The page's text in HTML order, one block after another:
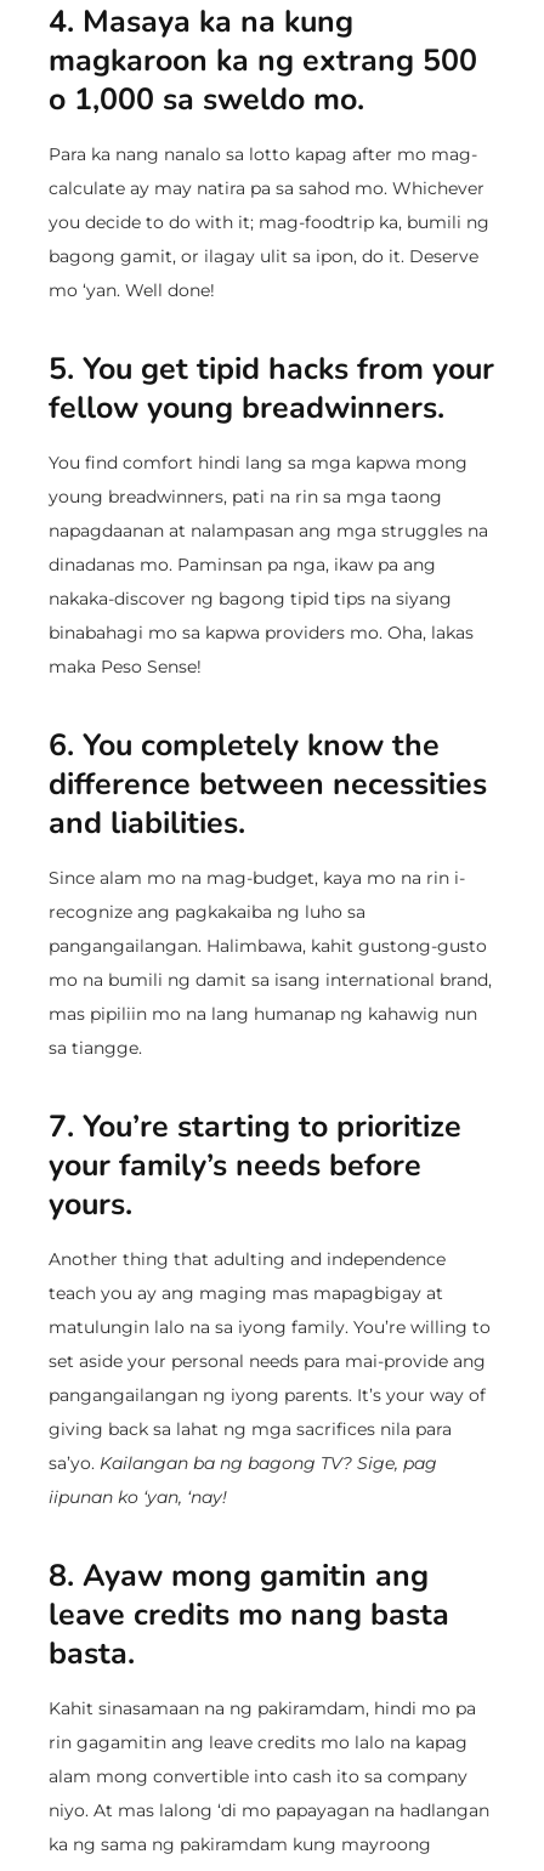
4. Masaya ka na kung
magkaroon ka ng extrang 500
o 1,000 sa sweldo mo.
Para ka nang nanalo sa lotto kapag after mo mag-
calculate ay may natira pa sa sahod mo. Whichever
you decide to do with it; mag-foodtrip ka, bumili ng
bagong gamit, or ilagay ulit sa ipon, do it. Deserve
mo ‘yan. Well done!
5. You get tipid hacks from your
fellow young breadwinners.
You find comfort hindi lang sa mga kapwa mong
young breadwinners, pati na rin sa mga taong
napagdaanan at nalampasan ang mga struggles na
dinadanas mo. Paminsan pa nga, ikaw pa ang
nakaka-discover ng bagong tipid tips na siyang
binabahagi mo sa kapwa providers mo. Oha, lakas
maka Peso Sense!
6. You completely know the
difference between necessities
and liabilities.
Since alam mo na mag-budget, kaya mo na rin i-
recognize ang pagkakaiba ng luho sa
pangangailangan. Halimbawa, kahit gustong-gusto
mo na bumili ng damit sa isang international brand,
mas pipiliin mo na lang humanap ng kahawig nun
sa tiangge.
7. You’re starting to prioritize
your family’s needs before
yours.
Another thing that adulting and independence
teach you ay ang maging mas mapagbigay at
matulungin lalo na sa iyong family. You’re willing to
set aside your personal needs para mai-provide ang
pangangailangan ng iyong parents. It’s your way of
giving back sa lahat ng mga sacrifices nila para
sa’yo. Kailangan ba ng bagong TV? Sige, pag
iipunan ko ‘yan, ‘nay!
8. Ayaw mong gamitin ang
leave credits mo nang basta
basta.
Kahit sinasamaan na ng pakiramdam, hindi mo pa
rin gagamitin ang leave credits mo lalo na kapag
alam mong convertible into cash ito sa company
niyo. At mas lalong ‘di mo papayagan na hadlangan
ka ng sama ng pakiramdam kung mayroong